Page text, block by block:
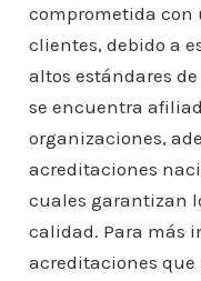
comprometida con
clientes, debido a
altos estándares
se encuentra
organizaciones,
acreditaciones
cuales garantizan
calidad. Para más
acreditaciones que